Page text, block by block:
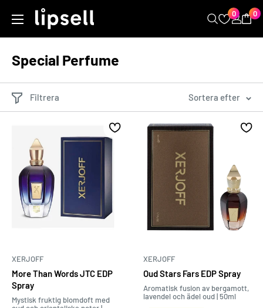
innehåll
LIPSELL 0 0
Special Perfume
Filtrera Sortera efter
XERJOFF
More Than Words JTC EDP
Spray
Mystisk fruktig blomdoft med
XERJOFF
Oud Stars Fars EDP Spray
Aromatisk fusion av bergamott,
lavendel och ädel oud | 50ml